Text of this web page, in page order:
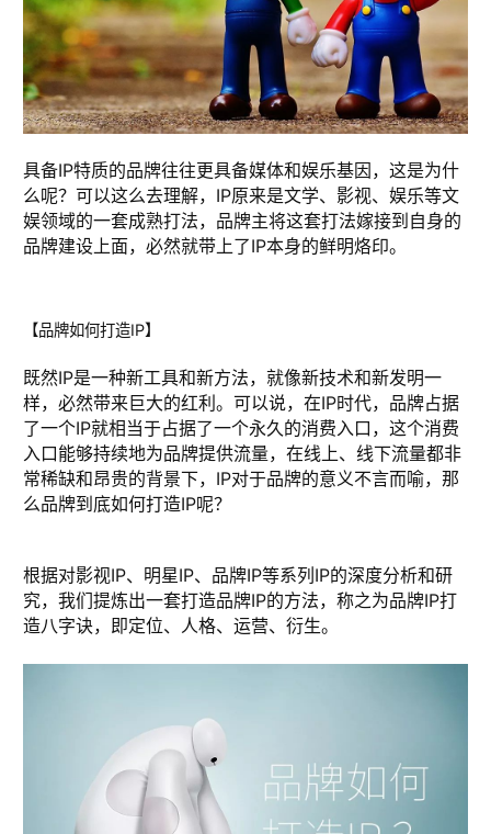
具备IP特质的品牌往往更具备媒体和娱乐基因，这是为什
么呢？可以这么去理解，IP原来是文学、影视、娱乐等文
娱领域的一套成熟打法，品牌主将这套打法嫁接到自身的
品牌建设上面，必然就带上了IP本身的鲜明烙印。
【品牌如何打造IP】
既然IP是一种新工具和新方法，就像新技术和新发明一
样，必然带来巨大的红利。可以说，在IP时代，品牌占据
了一个IP就相当于占据了一个永久的消费入口，这个消费
入口能够持续地为品牌提供流量，在线上、线下流量都非
常稀缺和昂贵的背景下，IP对于品牌的意义不言而喻，那
么品牌到底如何打造IP呢？
根据对影视IP、明星IP、品牌IP等系列IP的深度分析和研
究，我们提炼出一套打造品牌IP的方法，称之为品牌IP打
造八字诀，即定位、人格、运营、衍生。